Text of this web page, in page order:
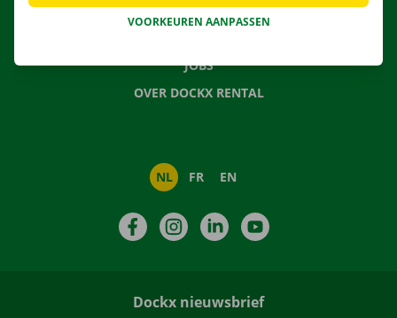
NIEUWS
JOBS
OVER DOCKX RENTAL
NL FR EN
FacebookInstagramLinkedIn
Dockx nieuwsbrief
VOORKEUREN AANPASSEN